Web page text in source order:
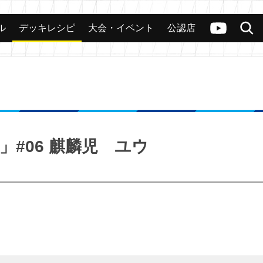
ヴァンガードch
検索
カード 大会 公認店舗 その他
デッキレシピ 大会・イベント 公認店
#06 麒麟児 ユウ